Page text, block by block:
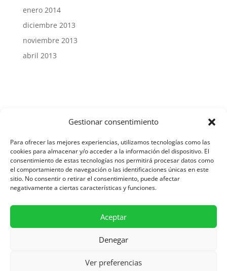
Gestionar consentimiento
Para ofrecer las mejores experiencias, utilizamos tecnologías como las
cookies para almacenar y/o acceder a la información del dispositivo. El
consentimiento de estas tecnologías nos permitirá procesar datos como
el comportamiento de navegación o las identificaciones únicas en este
sitio. No consentir o retirar el consentimiento, puede afectar
negativamente a ciertas características y funciones.
Aceptar
Denegar
Ver preferencias
enero 2014
diciembre 2013
noviembre 2013
abril 2013
Aviso Legal y Protección de Datos
Política de Cookies
Diseñado por Asesoría SIC